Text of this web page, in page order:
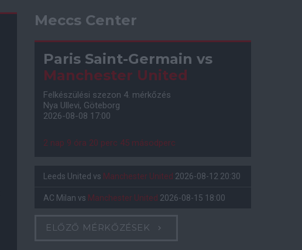
Meccs Center
Paris Saint-Germain vs
Manchester United
Felkészülési szezon 4. mérkőzés
Nya Ullevi, Göteborg
2026-08-08 17:00
2 nap 9 óra 20 perc 44 másodperc
Leeds United vs Manchester United 2026-08-12 20:30
AC Milan vs Manchester United 2026-08-15 18:00
ELŐZŐ MÉRKŐZÉSEK